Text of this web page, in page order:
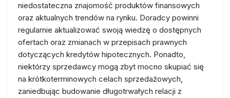
niedostateczna znajomość produktów finansowych
oraz aktualnych trendów na rynku. Doradcy powinni
regularnie aktualizować swoją wiedzę o dostępnych
ofertach oraz zmianach w przepisach prawnych
dotyczących kredytów hipotecznych. Ponadto,
niektórzy sprzedawcy mogą zbyt mocno skupiać się
na krótkoterminowych celach sprzedażowych,
zaniedbując budowanie długotrwałych relacji z